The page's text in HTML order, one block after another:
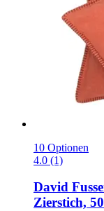
10 Optionen
4.0 (1)
David
Zierstich,